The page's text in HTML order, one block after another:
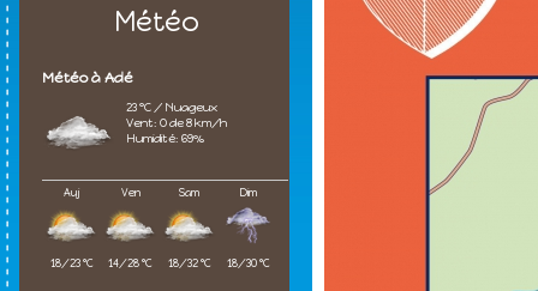
Météo
Météo à Adé
23 °C / Nuageux
Vent: O de 8 km/h
Humidité: 69%
Auj
18/23 °C
Ven
14/28 °C
Sam
18/32 °C
Dim
18/30 °C